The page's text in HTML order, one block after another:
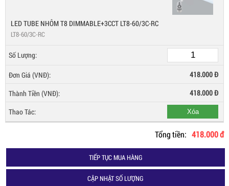
LED TUBE NHÔM T8 DIMMABLE+3CCT LT8-60/3C-RC
LT8-60/3C-RC
418.000 Đ
418.000Đ
Xóa
Tổng tiền: 418.000 đ
TIẾP TỤC MUA HÀNG
CẬP NHẬT SỐ LƯỢNG